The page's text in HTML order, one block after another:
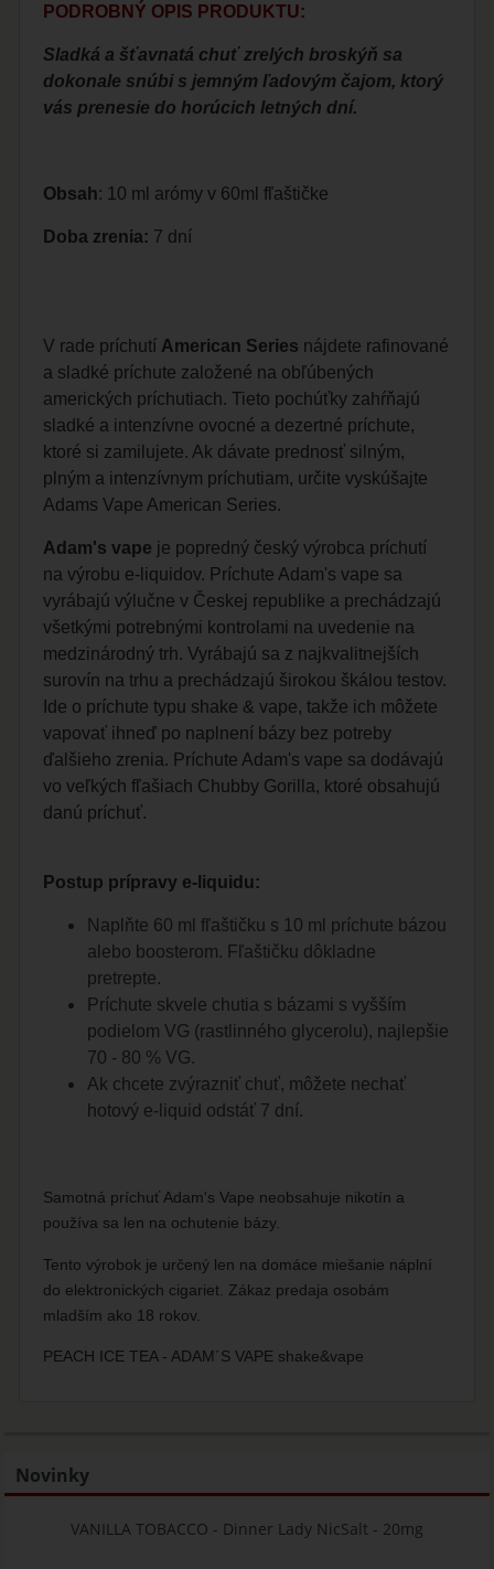
PODROBNÝ OPIS PRODUKTU:
Sladká a šťavnatá chuť zrelých broskýň sa
dokonale snúbi s jemným ľadovým čajom, ktorý
vás prenesie do horúcich letných dní.
Obsah: 10 ml arómy v 60ml fľaštičke
Doba zrenia: 7 dní
V rade príchutí American Series nájdete rafinované
a sladké príchute založené na obľúbených
amerických príchutiach. Tieto pochúťky zahŕňajú
sladké a intenzívne ovocné a dezertné príchute,
ktoré si zamilujete. Ak dávate prednosť silným,
plným a intenzívnym príchutiam, určite vyskúšajte
Adams Vape American Series.
Adam's vape je popredný český výrobca príchutí
na výrobu e-liquidov. Príchute Adam's vape sa
vyrábajú výlučne v Českej republike a prechádzajú
všetkými potrebnými kontrolami na uvedenie na
medzinárodný trh. Vyrábajú sa z najkvalitnejších
surovín na trhu a prechádzajú širokou škálou testov.
Ide o príchute typu shake & vape, takže ich môžete
vapovať ihneď po naplnení bázy bez potreby
ďalšieho zrenia. Príchute Adam's vape sa dodávajú
vo veľkých fľašiach Chubby Gorilla, ktoré obsahujú
danú príchuť.
Postup prípravy e-liquidu:
Naplňte 60 ml fľaštičku s 10 ml príchute bázou
alebo boosterom. Fľaštičku dôkladne
pretrepte.
Príchute skvele chutia s bázami s vyšším
podielom VG (rastlinného glycerolu), najlepšie
70 - 80 % VG.
Ak chcete zvýrazniť chuť, môžete nechať
hotový e-liquid odstáť 7 dní.
Samotná príchuť Adam's Vape neobsahuje nikotín a
používa sa len na ochutenie bázy.
Tento výrobok je určený len na domáce miešanie náplní
do elektronických cigariet. Zákaz predaja osobám
mladším ako 18 rokov.
PEACH ICE TEA - ADAM´S VAPE shake&vape
Novinky
VANILLA TOBACCO - Dinner Lady NicSalt - 20mg